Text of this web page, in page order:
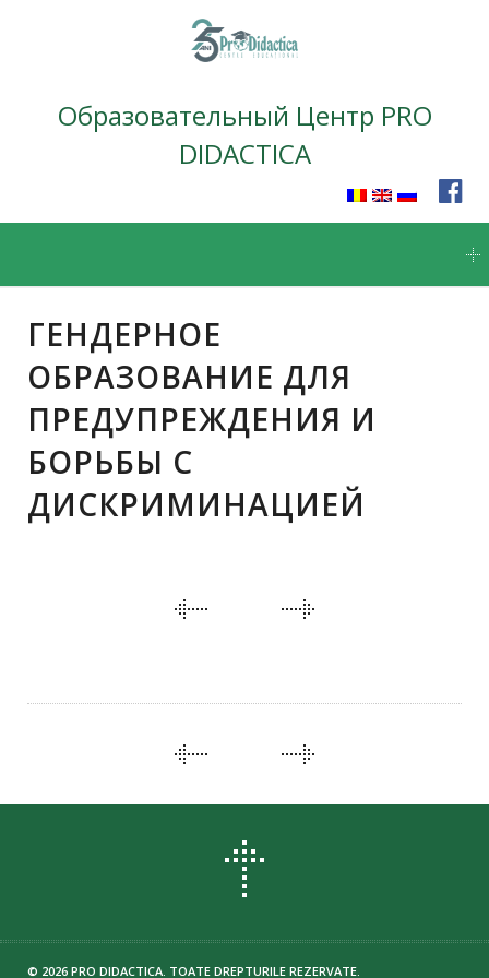
Образовательный Центр PRO
DIDACTICA
content
ГЕНДЕРНОЕ
ОБРАЗОВАНИЕ ДЛЯ
ПРЕДУПРЕЖДЕНИЯ И
БОРЬБЫ С
ДИСКРИМИНАЦИЕЙ
PORTFOLIO
NAVIGATION
PORTFOLIO
NAVIGATION
© 2026 PRO DIDACTICA. TOATE DREPTURILE REZERVATE.